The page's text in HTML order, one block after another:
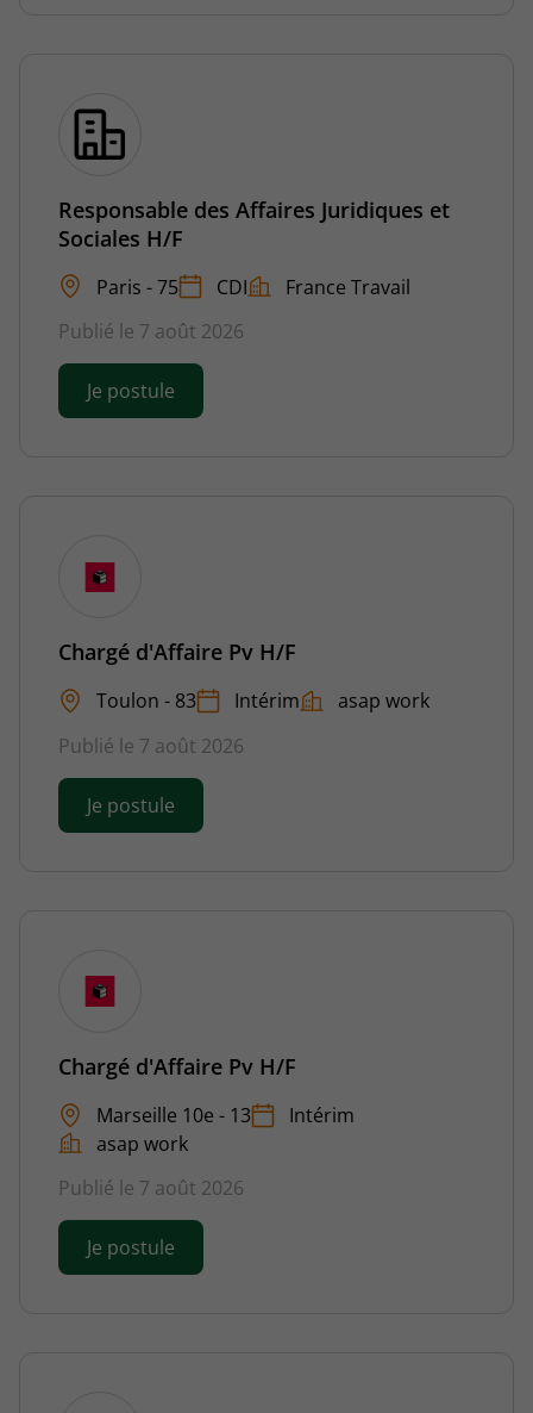
Responsable des Affaires Juridiques et
Sociales H/F
Paris - 75 CDI
France Travail
Publié le 7 août 2026
Je postule
Chargé d'Affaire Pv H/F
Toulon - 83 Intérim
asap work
Publié le 7 août 2026
Je postule
Chargé d'Affaire Pv H/F
Marseille 10e - 13
Intérim
asap work
Publié le 7 août 2026
Je postule